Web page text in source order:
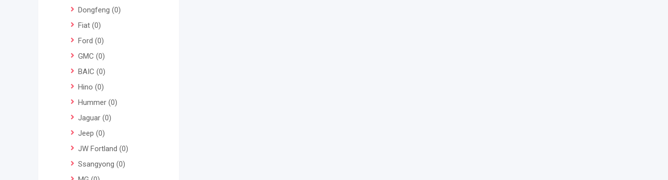
Dongfeng (0)
Fiat (0)
Ford (0)
GMC (0)
BAIC (0)
Hino (0)
Hummer (0)
Jaguar (0)
Jeep (0)
JW Fortland (0)
Ssangyong (0)